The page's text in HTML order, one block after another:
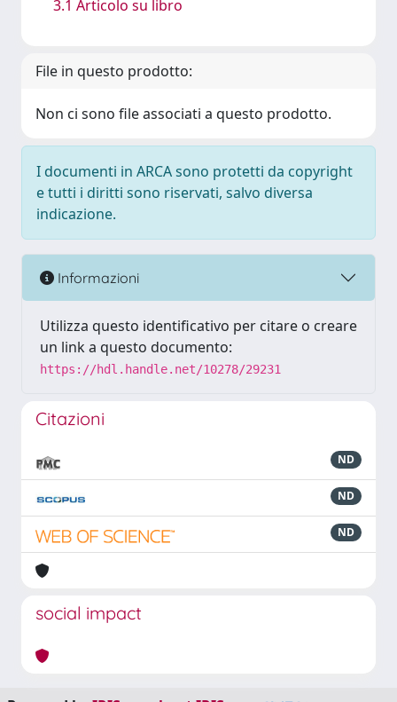
3.1 Articolo su libro
File in questo prodotto:
Non ci sono file associati a questo prodotto.
I documenti in ARCA sono protetti da copyright
e tutti i diritti sono riservati, salvo diversa
indicazione.
Informazioni
Utilizza questo identificativo per citare o creare
un link a questo documento:
https://hdl.handle.net/10278/29231
Citazioni
ND
ND
ND
social impact